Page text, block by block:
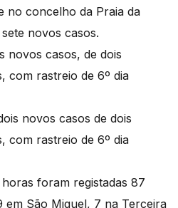
no concelho da Praia da
novos casos.
novos casos, de dois
com rastreio de 6º dia
novos casos de dois
com rastreio de 6º dia
foram registadas 87
em São Miguel, 7 na Terceira